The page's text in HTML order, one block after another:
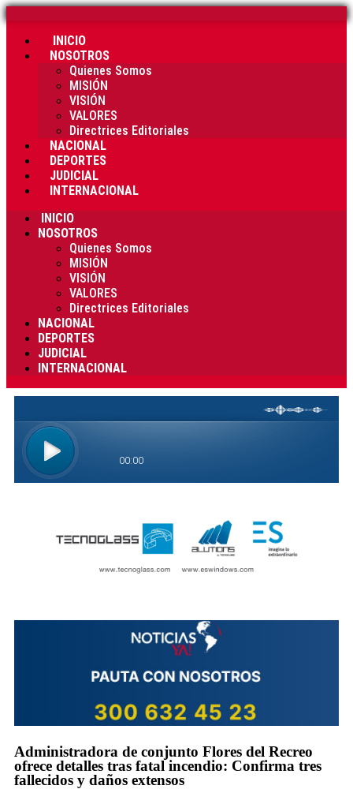
INICIO
NOSOTROS
Quienes Somos
MISIÓN
VISIÓN
VALORES
Directrices Editoriales
NACIONAL
DEPORTES
JUDICIAL
INTERNACIONAL
INICIO
NOSOTROS
Quienes Somos
MISIÓN
VISIÓN
VALORES
Directrices Editoriales
NACIONAL
DEPORTES
JUDICIAL
INTERNACIONAL
Administradora de conjunto Flores del Recreo
ofrece detalles tras fatal incendio: Confirma tres
fallecidos y daños extensos